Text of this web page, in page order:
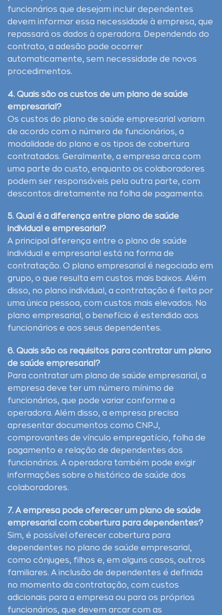
funcionários que desejam incluir dependentes
devem informar essa necessidade à empresa, que
repassará os dados à operadora. Dependendo do
contrato, a adesão pode ocorrer
automaticamente, sem necessidade de novos
procedimentos.
4. Quais são os custos de um plano de saúde
empresarial?
Os custos do plano de saúde empresarial variam
de acordo com o número de funcionários, a
modalidade do plano e os tipos de cobertura
contratados. Geralmente, a empresa arca com
uma parte do custo, enquanto os colaboradores
podem ser responsáveis pela outra parte, com
descontos diretamente na folha de pagamento.
5. Qual é a diferença entre plano de saúde
individual e empresarial?
A principal diferença entre o plano de saúde
individual e empresarial está na forma de
contratação. O plano empresarial é negociado em
grupo, o que resulta em custos mais baixos. Além
disso, no plano individual, a contratação é feita por
uma única pessoa, com custos mais elevados. No
plano empresarial, o benefício é estendido aos
funcionários e aos seus dependentes.
6. Quais são os requisitos para contratar um plano
de saúde empresarial?
Para contratar um plano de saúde empresarial, a
empresa deve ter um número mínimo de
funcionários, que pode variar conforme a
operadora. Além disso, a empresa precisa
apresentar documentos como CNPJ,
comprovantes de vínculo empregatício, folha de
pagamento e relação de dependentes dos
funcionários. A operadora também pode exigir
informações sobre o histórico de saúde dos
colaboradores.
7. A empresa pode oferecer um plano de saúde
empresarial com cobertura para dependentes?
Sim, é possível oferecer cobertura para
dependentes no plano de saúde empresarial,
como cônjuges, filhos e, em alguns casos, outros
familiares. A inclusão de dependentes é definida
no momento da contratação, com custos
adicionais para a empresa ou para os próprios
funcionários, que devem arcar com as